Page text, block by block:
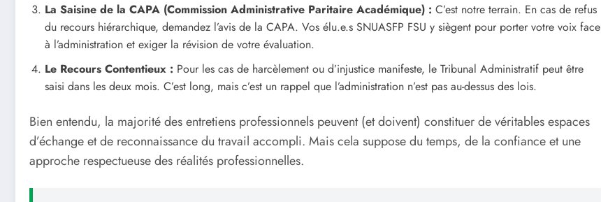
La Saisine de la CAPA (Commission Administrative Paritaire Académique) : C’est notre terrain. En cas de refus
du recours hiérarchique, demandez l’avis de la CAPA. Vos élu.e.s SNUASFP FSU y siègent pour porter votre voix face
à l’administration et exiger la révision de votre évaluation.
Le Recours Contentieux : Pour les cas de harcèlement ou d’injustice manifeste, le Tribunal Administratif peut être
saisi dans les deux mois. C’est long, mais c’est un rappel que l’administration n’est pas au-dessus des lois.
Bien entendu, la majorité des entretiens professionnels peuvent (et doivent) constituer de véritables espaces
d’échange et de reconnaissance du travail accompli. Mais cela suppose du temps, de la confiance et une
approche respectueuse des réalités professionnelles.